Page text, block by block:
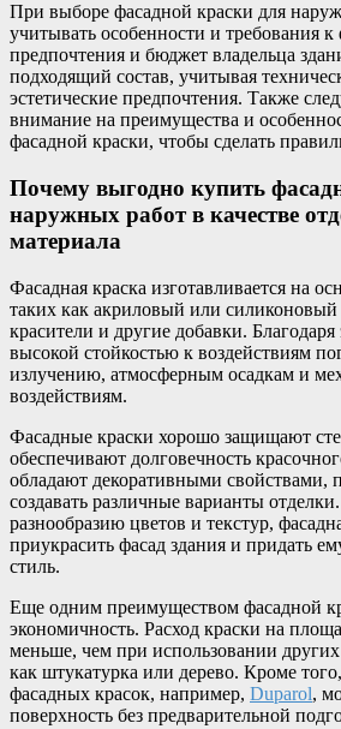
При выборе фасадной краски для
учитывать особенности и требования к
предпочтения и бюджет владельца
подходящий состав, учитывая
эстетические предпочтения. Также
внимание на преимущества и
фасадной краски, чтобы сделать
Почему выгодно купить
наружных работ в качестве
материала
Фасадная краска изготавливается на
таких как акриловый или
красители и другие добавки. Благодаря
высокой стойкостью к воздействиям
излучению, атмосферным осадкам и
воздействиям.
Фасадные краски хорошо защищают
обеспечивают долговечность
обладают декоративными свойствами,
создавать различные варианты
разнообразию цветов и текстур,
приукрасить фасад здания и придать
стиль.
Еще одним преимуществом фасадной
экономичность. Расход краски на
меньше, чем при использовании
как штукатурка или дерево. Кроме
фасадных красок, например, Duparol,
поверхность без предварительной